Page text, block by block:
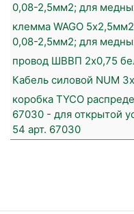
0,08-2,5мм2; для
клемма WAGO
0,08-2,5мм2; для
провод ШВВП 2х0,75
Кабель силовой NUM
коробка TYCO
67030 - для открытой
54 арт. 67030